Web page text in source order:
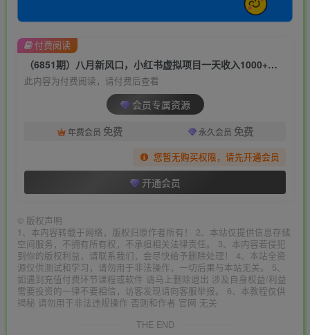
（6851期）八月新风口，小红书虚拟项目一天收入1000+，实战揭秘
此内容为付费阅读，请付费后查看
会员专属资源
年费会员 免费 永久会员 免费
您暂无购买权限，请先开通会员
开通会员
付费阅读
© 版权声明
1、本内容转载于网络，版权归原作者所有！ 2、本站仅提供信息存储
空间服务，不拥有所有权，不承担相关法律责任。 3、本内容若侵犯
到你的版权利益，请联系我们，会尽快给予删除处理！ 4、本站全资
源仅供测试和学习，请勿用于非法操作，一切后果与本站无关。 5、
如遇到充值付费环节课程或软件 请马上删除退出 涉及自身权益/利益
需要投资的一律不要相信，访客发现请向客服举报。 6、本教程仅供
揭秘 请勿用于非法违规操作 否则和作者 官网 无关
THE END